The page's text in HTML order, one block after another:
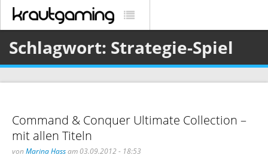
Schlagwort: Strategie-Spiel
Command & Conquer Ultimate Collection –
mit allen Titeln
von Marina Hassam 03.09.2012 - 18:53